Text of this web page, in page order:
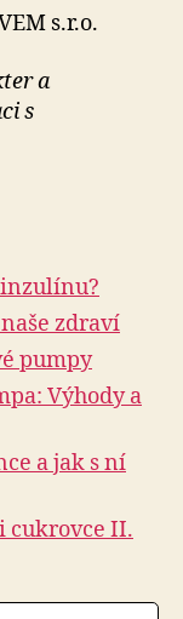
s.r.o.
a
s
zdraví
pumpy
Výhody a
a jak s ní
cukrovce II.